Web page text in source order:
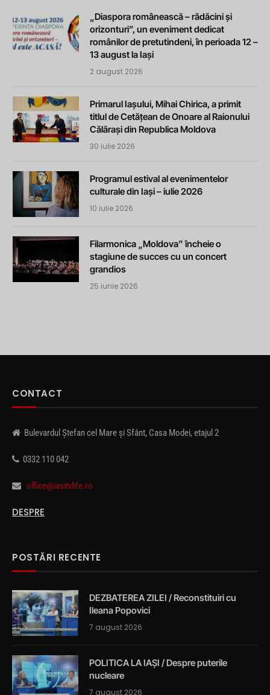
„Diaspora românească – rădăcini și
orizonturi”, un eveniment dedicat
românilor de pretutindeni, în perioada 12 –
13 august la Iași
2 august 2026
Primarul Iașului, Mihai Chirica, a primit
titlul de Cetățean de Onoare al Raionului
Călărași din Republica Moldova
30 iulie 2026
Programul estival al evenimentelor
culturale din Iași – iulie 2026
10 iulie 2026
Filarmonica „Moldova” încheie o
stagiune de succes cu un concert
grandios
25 iunie 2026
CONTACT
Bulevardul Ștefan cel Mare și Sfânt, Casa Modei, etajul 2
0332 110 042
office@iasitvlife.ro
DESPRE
POSTĂRI RECENTE
DEZBATEREA ZILEI / Reconstituiri cu
Ileana Popovici
7 august 2026
POLITICA LA IAȘI / Despre puterile
nucleare
7 august 2026